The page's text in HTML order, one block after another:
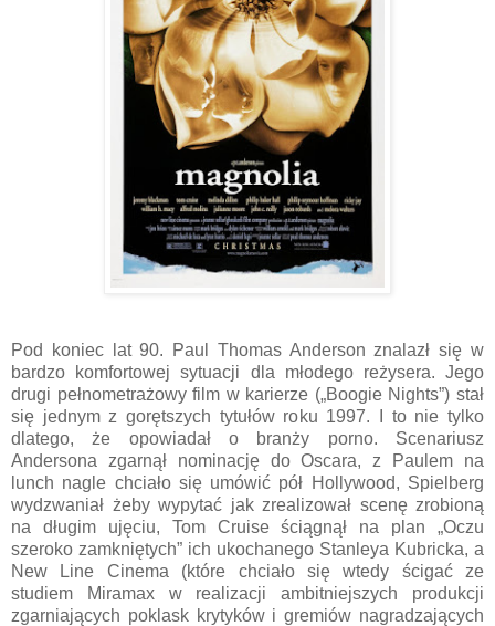
Pod koniec lat 90. Paul Thomas Anderson znalazł się w
bardzo komfortowej sytuacji dla młodego reżysera. Jego
drugi pełnometrażowy film w karierze („Boogie Nights”) stał
się jednym z gorętszych tytułów roku 1997. I to nie tylko
dlatego, że opowiadał o branży porno. Scenariusz
Andersona zgarnął nominację do Oscara, z Paulem na
lunch nagle chciało się umówić pół Hollywood, Spielberg
wydzwaniał żeby wypytać jak zrealizował scenę zrobioną
na długim ujęciu, Tom Cruise ściągnął na plan „Oczu
szeroko zamkniętych” ich ukochanego Stanleya Kubricka, a
New Line Cinema (które chciało się wtedy ścigać ze
studiem Miramax w realizacji ambitniejszych produkcji
zgarniających poklask krytyków i gremiów nagradzających